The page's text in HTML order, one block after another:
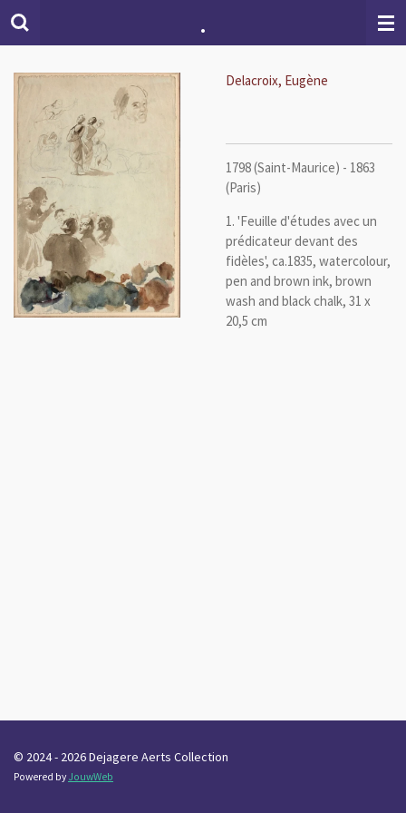
Skip
content
.
Delacroix, Eugène
1798 (Saint-Maurice) - 1863
(Paris)
1. 'Feuille d'études avec un
prédicateur devant des
fidèles', ca.1835, watercolour,
pen and brown ink, brown
wash and black chalk, 31 x
20,5 cm
© 2024 - 2026 Dejagere Aerts Collection
Powered byJouwWeb